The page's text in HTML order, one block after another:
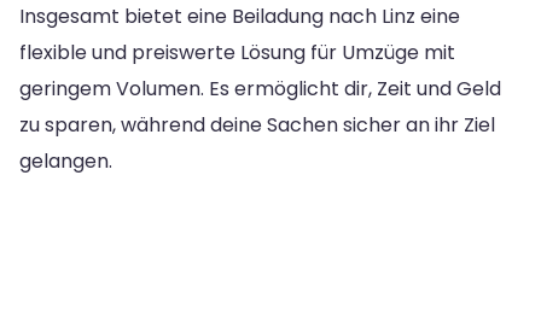
Insgesamt bietet eine Beiladung nach Linz eine
flexible und preiswerte Lösung für Umzüge mit
geringem Volumen. Es ermöglicht dir, Zeit und Geld
zu sparen, während deine Sachen sicher an ihr Ziel
gelangen.